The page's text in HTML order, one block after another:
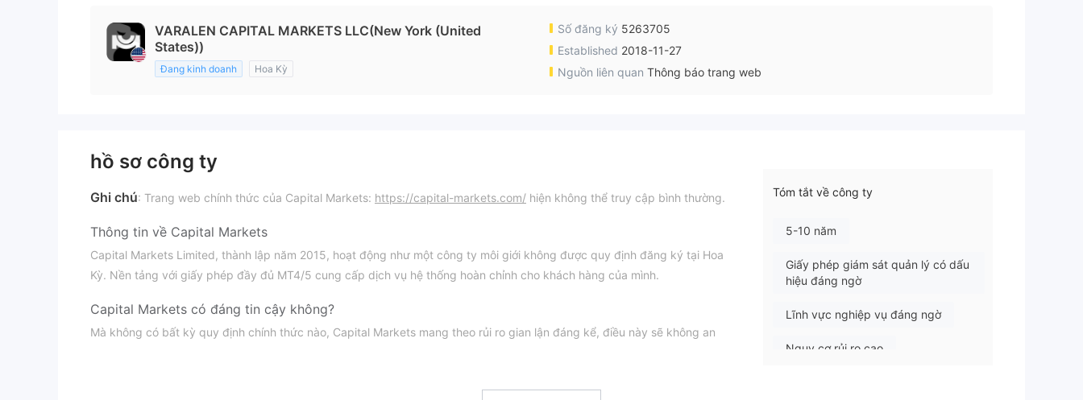
VARALEN CAPITAL MARKETS LLC(New York (United
States))
Đang kinh doanh Hoa Kỳ
Số đăng ký 5263705
Established 2018-11-27
Nguồn liên quan Thông báo trang web
hồ sơ công ty
Ghi chú: Trang web chính thức của Capital Markets: https://capital-markets.com/ hiện không thể truy cập bình thường.
Thông tin về Capital Markets
Capital Markets Limited, thành lập năm 2015, hoạt động như một công ty môi giới không được quy định đăng ký tại Hoa
Kỳ. Nền tảng với giấy phép đầy đủ MT4/5 cung cấp dịch vụ hệ thống hoàn chỉnh cho khách hàng của mình.
Capital Markets có đáng tin cậy không?
Mà không có bất kỳ quy định chính thức nào, Capital Markets mang theo rủi ro gian lận đáng kể, điều này sẽ không an
Tóm tắt về công ty
5-10 năm
Giấy phép giám sát quản lý có dấu
hiệu đáng ngờ
Lĩnh vực nghiệp vụ đáng ngờ
Nguy cơ rủi ro cao